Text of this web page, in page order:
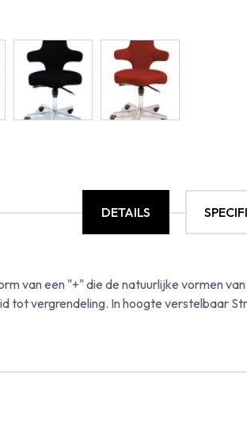
DETAILS
van een "+" die de natuurlijke vormen
tot vergrendeling. In hoogte verstelbaar